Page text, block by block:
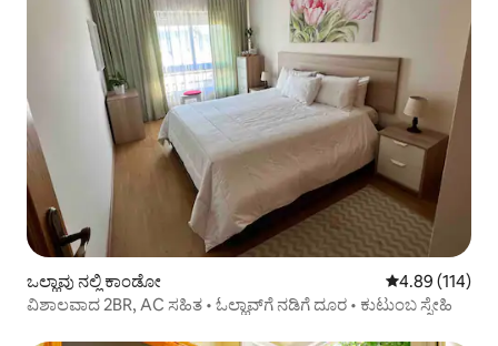
ಒಲ್ಹಾವು ನಲ್ಲಿ ಕಾಂಡೋ 5 ರಲ್ಲಿ 4.89
4.89 (114)
ವಿಶಾಲವಾದ 2BR, AC ಸಹಿತ • ಓಲ್ಹಾವ್‌ಗೆ ನಡಿಗೆ ದೂರ • ಕುಟುಂಬ ಸ್ನೇಹಿ